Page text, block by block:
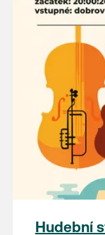
Hudební